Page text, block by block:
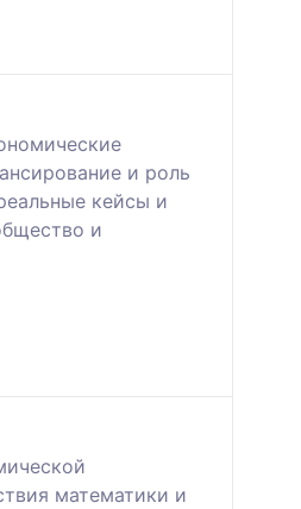
и роль
кейсы и
и
математики и